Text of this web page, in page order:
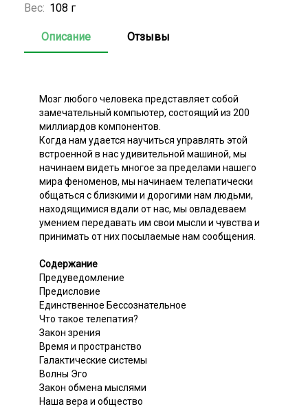
Вес: 108 г
Описание Отзывы
Мозг любого человека представляет собой
замечательный компьютер, состоящий из 200
миллиардов компонентов.
Когда нам удается научиться управлять этой
встроенной в нас удивительной машиной, мы
начинаем видеть многое за пределами нашего
мира феноменов, мы начинаем телепатически
общаться с близкими и дорогими нам людьми,
находящимися вдали от нас, мы овладеваем
умением передавать им свои мысли и чувства и
принимать от них посылаемые нам сообщения.
Содержание
Предуведомление
Предисловие
Единственное Бессознательное
Что такое телепатия?
Закон зрения
Время и пространство
Галактические системы
Волны Эго
Закон обмена мыслями
Наша вера и общество